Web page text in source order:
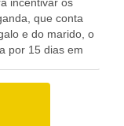
que conta
e do marido, o
por 15 dias em
economia e